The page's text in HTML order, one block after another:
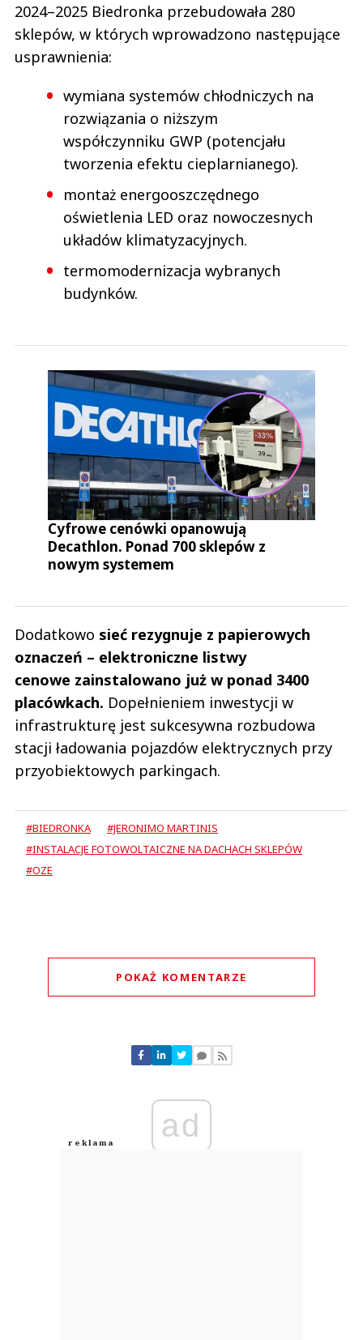
2024–2025 Biedronka przebudowała 280
sklepów, w których wprowadzono następujące
usprawnienia:
wymiana systemów chłodniczych na
rozwiązania o niższym
współczynniku GWP (potencjału
tworzenia efektu cieplarnianego).
montaż energooszczędnego
oświetlenia LED oraz nowoczesnych
układów klimatyzacyjnych.
termomodernizacja wybranych
budynków.
Cyfrowe cenówki opanowują
Decathlon. Ponad 700 sklepów z
nowym systemem
Dodatkowo sieć rezygnuje z papierowych
oznaczeń – elektroniczne listwy
cenowe zainstalowano już w ponad 3400
placówkach. Dopełnieniem inwestycji w
infrastrukturę jest sukcesywna rozbudowa
stacji ładowania pojazdów elektrycznych przy
przyobiektowych parkingach.
#BIEDRONKA
#JERONIMO MARTINIS
#INSTALACJE FOTOWOLTAICZNE NA DACHACH SKLEPÓW
#OZE
POKAŻ KOMENTARZE
Nie znaleziono komentarzy
Zostaw swoje komentarze
Anuluj
ad